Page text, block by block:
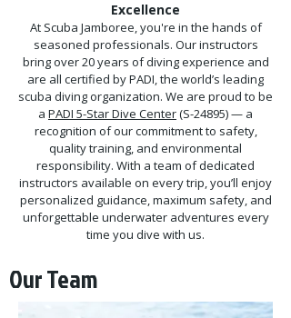
Excellence
At Scuba Jamboree, you're in the hands of
seasoned professionals. Our instructors
bring over 20 years of diving experience and
are all certified by PADI, the world’s leading
scuba diving organization. We are proud to be
a PADI 5-Star Dive Center(S-24895) — a
recognition of our commitment to safety,
quality training, and environmental
responsibility. With a team of dedicated
instructors available on every trip, you’ll enjoy
personalized guidance, maximum safety, and
unforgettable underwater adventures every
time you dive with us.
Our Team